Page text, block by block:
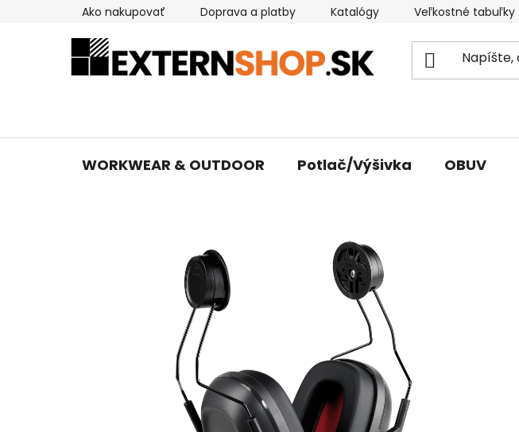
Ako nakupovať Doprava a platby Katalógy Veľkostné tabuľky
WORKWEAR & OUTDOOR Potlač/Výšivka OBUV